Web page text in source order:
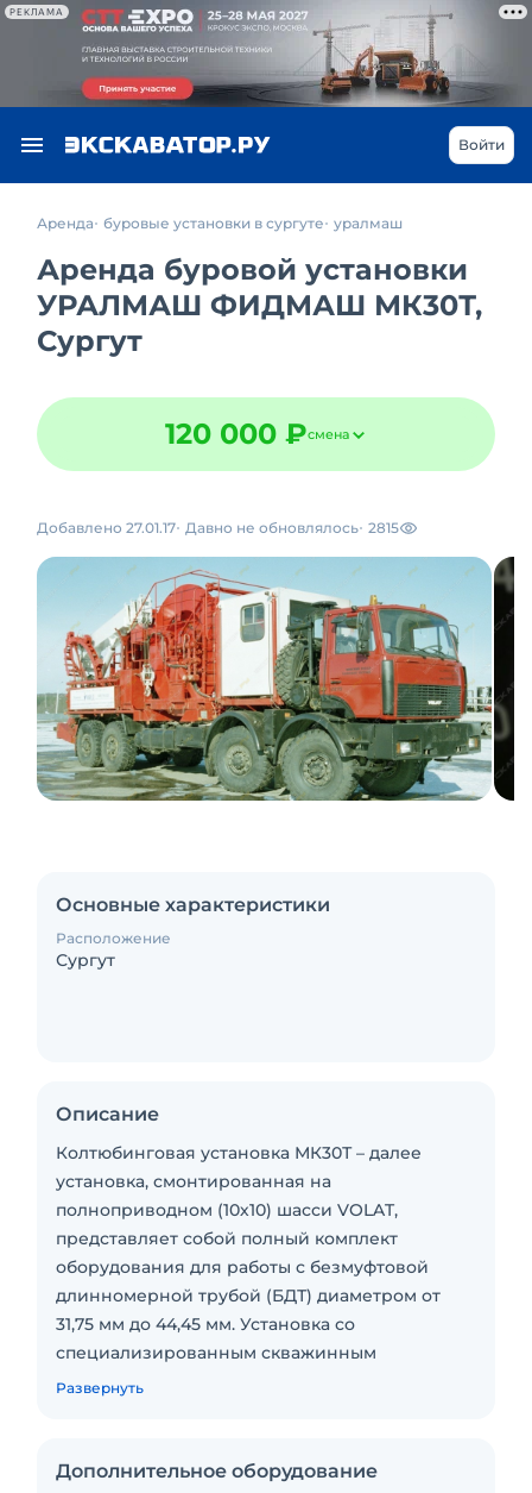
РЕКЛАМА
Войти
Аренда буровые установки в сургуте уралмаш
Аренда буровой установки
УРАЛМАШ ФИДМАШ МК30Т,
Сургут
120 000 ₽смена
Добавлено 27.01.17 Давно не обновлялось 2815
Основные характеристики
Расположение
Сургут
Описание
Колтюбинговая установка МК30Т – далее
установка, смонтированная на
полноприводном (10х10) шасси VOLAT,
представляет собой полный комплект
оборудования для работы с безмуфтовой
длинномерной трубой (БДТ) диаметром от
31,75 мм до 44,45 мм. Установка со
специализированным скважинным
инструментом может быть использована для
работ, изоляции водопритоков, кислотной
Развернуть
Дополнительное оборудование